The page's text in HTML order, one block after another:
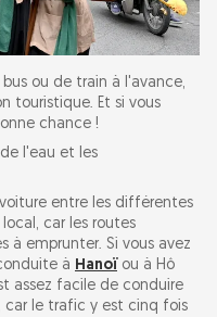
ou de train à l'avance,
touristique. Et si vous
chance !
l'eau et les
entre les différentes
car les routes
à emprunter. Si vous avez
à Hanoï ou à Hô
assez facile de conduire
car le trafic y est cinq fois